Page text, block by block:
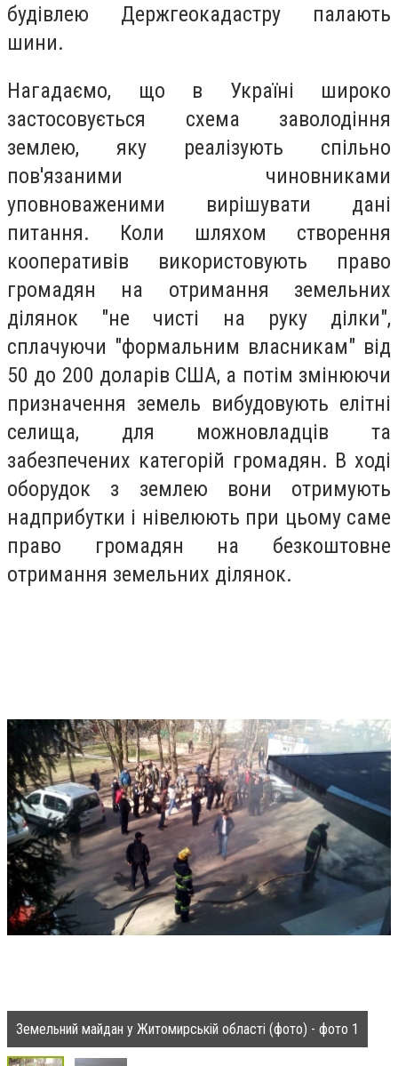
будівлею Держгеокадастру палають
шини.
Нагадаємо, що в Україні широко
застосовується схема заволодіння
землею, яку реалізують спільно
пов'язаними чиновниками
уповноваженими вирішувати дані
питання. Коли шляхом створення
кооперативів використовують право
громадян на отримання земельних
ділянок "не чисті на руку ділки",
сплачуючи "формальним власникам" від
50 до 200 доларів США, а потім змінюючи
призначення земель вибудовують елітні
селища, для можновладців та
забезпечених категорій громадян. В ході
оборудок з землею вони отримують
надприбутки і нівелюють при цьому саме
право громадян на безкоштовне
отримання земельних ділянок.
Земельний майдан у Житомирській області (фото) - фото 1